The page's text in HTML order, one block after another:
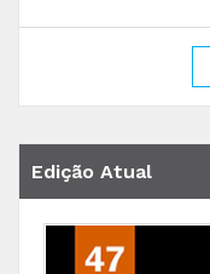
Edição Atual